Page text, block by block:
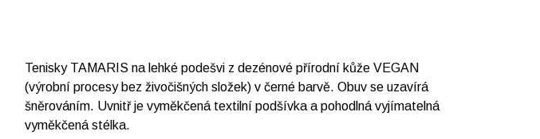
Tenisky TAMARIS na lehké podešvi z dezénové přírodní kůže VEGAN
(výrobní procesy bez živočišných složek) v černé barvě. Obuv se uzavírá
šněrováním. Uvnitř je vyměkčená textilní podšívka a pohodlná vyjímatelná
vyměkčená stélka.